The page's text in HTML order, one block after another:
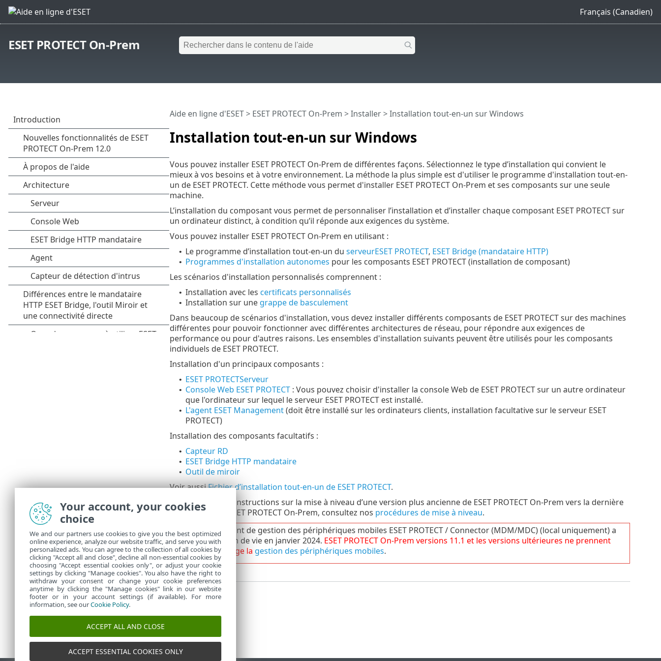
Français (Canadien)
ESET PROTECT On-Prem
Installation tout-en-un sur Windows
Aide en ligne d'ESET> ESET PROTECT On-Prem >Installer> Installation tout-en-un sur Windows
Vous pouvez installer ESET PROTECT On-Prem de différentes façons. Sélectionnez le type d’installation qui convient le
mieux à vos besoins et à votre environnement. La méthode la plus simple est d'utiliser le programme d'installation tout-en-
un de ESET PROTECT. Cette méthode vous permet d'installer ESET PROTECT On-Prem et ses composants sur une seule
machine.
L’installation du composant vous permet de personnaliser l’installation et d’installer chaque composant ESET PROTECT sur
un ordinateur distinct, à condition qu’il réponde aux exigences du système.
Vous pouvez installer ESET PROTECT On-Prem en utilisant :
• Le programme d’installation tout-en-un du serveurESET PROTECT, ESET Bridge (mandataire HTTP)
• Programmes d'installation autonomes pour les composants ESET PROTECT (installation de composant)
Les scénarios d'installation personnalisés comprennent :
• Installation avec les certificats personnalisés
• Installation sur une grappe de basculement
Dans beaucoup de scénarios d'installation, vous devez installer différents composants de ESET PROTECT sur des machines
différentes pour pouvoir fonctionner avec différentes architectures de réseau, pour répondre aux exigences de
performance ou pour d'autres raisons. Les ensembles d'installation suivants peuvent être utilisés pour les composants
individuels de ESET PROTECT.
Installation d'un principaux composants :
• ESET PROTECTServeur
• Console Web ESET PROTECT: Vous pouvez choisir d'installer la console Web de ESET PROTECT sur un autre ordinateur
que l'ordinateur sur lequel le serveur ESET PROTECT est installé.
• L'agent ESET Management(doit être installé sur les ordinateurs clients, installation facultative sur le serveur ESET
PROTECT)
Installation des composants facultatifs :
• Capteur RD
• ESET Bridge HTTP mandataire
• Outil de miroir
Voir aussiFichier d’installation tout-en-un de ESET PROTECT.
Pour obtenir des instructions sur la mise à niveau d’une version plus ancienne de ESET PROTECT On-Prem vers la dernière
version 12.0 de ESET PROTECT On-Prem, consultez nos procédures de mise à niveau.
Le composant de gestion des périphériques mobiles ESET PROTECT / Connector (MDM/MDC) (local uniquement) a
atteint sa fin de vie en janvier 2024. ESET PROTECT On-Prem versions 11.1 et les versions ultérieures ne prennent
pas en charge la gestion des périphériques mobiles.
Your account, your cookies
choice
We and our partners use cookies to give you the best optimized
online experience, analyze our website traffic, and serve you with
personalized ads. You can agree to the collection of all cookies by
clicking "Accept all and close", decline all non-essential cookies by
choosing "Accept essential cookies only", or adjust your cookie
settings by clicking "Manage cookies". You also have the right to
withdraw your consent or change your cookie preferences
anytime by clicking the "Manage cookies" link in our website
footer or in your account settings (if available). For more
information, see ourCookie Policy.
ACCEPT ALL AND CLOSE
ACCEPT ESSENTIAL COOKIES ONLY